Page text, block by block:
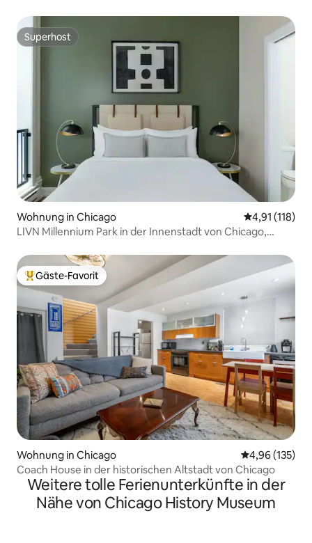
Superhost
Superhost
Wohnung in Chicago
4,91 (118)
LIVN Millennium Park in der Innenstadt von Chicago,
Beliebter Gäste-Favorit.
Gäste-Favorit
Wohnung in Chicago
4,96 (135)
Coach House in der historischen Altstadt von Chicago
Weitere tolle Ferienunterkünfte in der
Nähe von Chicago History Museum